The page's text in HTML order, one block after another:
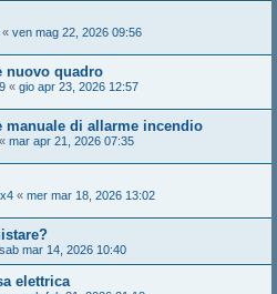
« ven mag 22, 2026 09:56
nuovo quadro
« gio apr 23, 2026 12:57
manuale di allarme incendio
« mar apr 21, 2026 07:35
« mer mar 18, 2026 13:02
sab mar 14, 2026 10:40
elettrica